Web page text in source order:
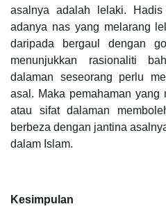
asalnya adalah lelaki.
adanya nas yang melarang
daripada bergaul dengan
menunjukkan rasionaliti
dalaman seseorang perlu
asal. Maka pemahaman yang
atau sifat dalaman
berbeza dengan jantina
dalam Islam.
Kesimpulan